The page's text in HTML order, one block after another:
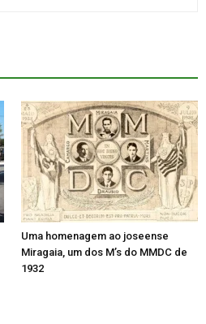
Uma homenagem ao joseense
Miragaia, um dos M’s do MMDC de
1932